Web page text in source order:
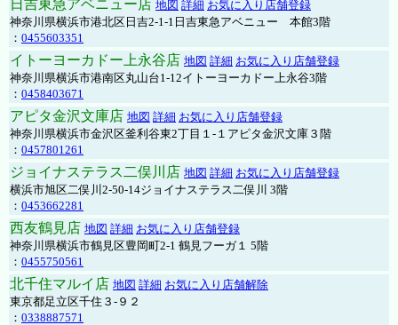
日吉東急アベニュー店 地図 詳細 お気に入り店舗登録
神奈川県横浜市港北区日吉2-1-1日吉東急アベニュー 本館3階
： 0455603351
イトーヨーカドー上永谷店 地図 詳細 お気に入り店舗登録
神奈川県横浜市港南区丸山台1-12イトーヨーカドー上永谷3階
： 0458403671
アピタ金沢文庫店 地図 詳細 お気に入り店舗登録
神奈川県横浜市金沢区釜利谷東2丁目１-１アピタ金沢文庫３階
： 0457801261
ジョイナステラス二俣川店 地図 詳細 お気に入り店舗登録
横浜市旭区二俣川2-50-14ジョイナステラス二俣川 3階
： 0453662281
西友鶴見店 地図 詳細 お気に入り店舗登録
神奈川県横浜市鶴見区豊岡町2-1 鶴見フーガ１ 5階
： 0455750561
北千住マルイ店 地図 詳細 お気に入り店舗解除
東京都足立区千住３-９２
： 0338887571